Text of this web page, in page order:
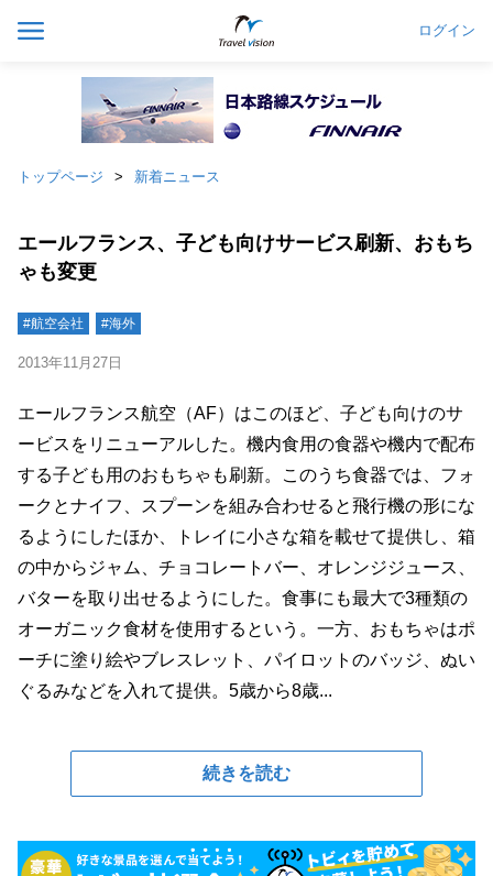
ログイン
トップページ 新着ニュース
エールフランス、子ども向けサービス刷新、おもち
ゃも変更
#航空会社 #海外
2013年11月27日
エールフランス航空（AF）はこのほど、子ども向けのサ
ービスをリニューアルした。機内食用の食器や機内で配布
する子ども用のおもちゃも刷新。このうち食器では、フォ
ークとナイフ、スプーンを組み合わせると飛行機の形にな
るようにしたほか、トレイに小さな箱を載せて提供し、箱
の中からジャム、チョコレートバー、オレンジジュース、
バターを取り出せるようにした。食事にも最大で3種類の
オーガニック食材を使用するという。一方、おもちゃはポ
ーチに塗り絵やブレスレット、パイロットのバッジ、ぬい
ぐるみなどを入れて提供。5歳から8歳...
続きを読む